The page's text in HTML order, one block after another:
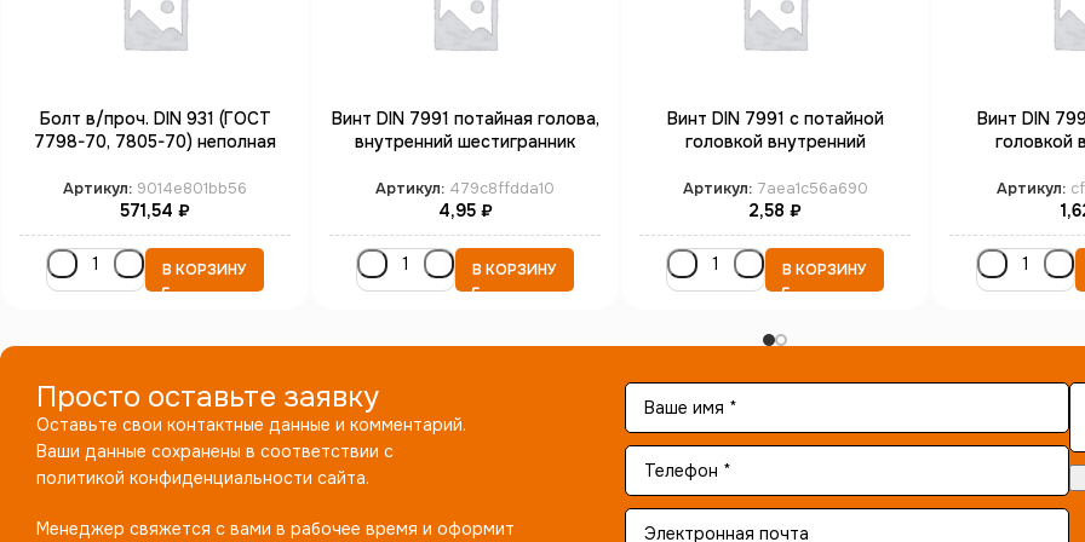
Болт в/проч. DIN 931 (ГОСТ
7798-70, 7805-70) неполная
Артикул: 9014e801bb56
571,54 ₽
В КОРЗИНУ
Винт DIN 7991 потайная голова,
внутренний шестигранник
Артикул: 479c8ffdda10
4,95 ₽
В КОРЗИНУ
Винт DIN 7991 с потайной
головкой внутренний
бп
Артикул: 7aea1c56a690
2,58 ₽
В КОРЗИНУ
Винт DIN
головкой
Артикул:
Просто оставьте заявку
Оставьте свои контактные данные и комментарий.
Ваши данные сохранены в соответствии с
политикой конфиденциальности сайта.
Менеджер свяжется с вами в рабочее время и оформит